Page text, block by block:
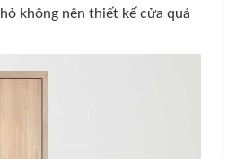
không nên thiết kế cửa quá